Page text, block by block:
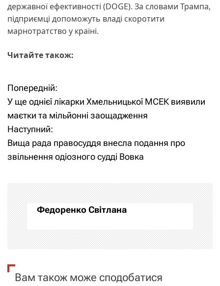
державної ефективності (DOGE). За словами Трампа,
підприємці допоможуть владі скоротити
марнотратство у країні.
Читайте також:
Н
а
в
і
а
ц
і
Попередній:
У ще однієї лікарки Хмельницької МСЕК виявили
маєтки та мільйонні заощадження
Наступний:
Вища рада правосуддя внесла подання про
звільнення одіозного судді Вовка
Федоренко Світлана
Вам також може сподобатися